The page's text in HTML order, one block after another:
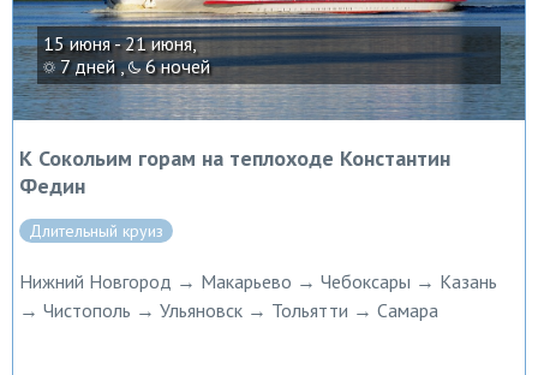
15 июня - 21 июня,
7 дней , 6 ночей
К Сокольим горам на теплоходе Константин
Федин
Длительный круиз
Нижний Новгород → Макарьево → Чебоксары → Казань
→ Чистополь → Ульяновск → Тольятти → Самара